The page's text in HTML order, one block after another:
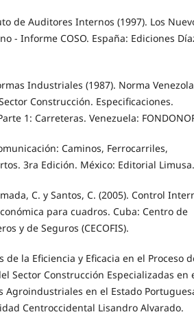
de Auditores Internos (1997). Los
- Informe COSO. España: Ediciones
Industriales (1987). Norma
Construcción. Especificaciones.
1: Carreteras. Venezuela:
Caminos, Ferrocarriles,
3ra Edición. México: Editorial Limusa.
C. y Santos, C. (2005). Control
para cuadros. Cuba: Centro de
y de Seguros (CECOFIS).
de la Eficiencia y Eficacia en el Proceso
Sector Construcción Especializadas en
Agroindustriales en el Estado
Centroccidental Lisandro Alvarado.